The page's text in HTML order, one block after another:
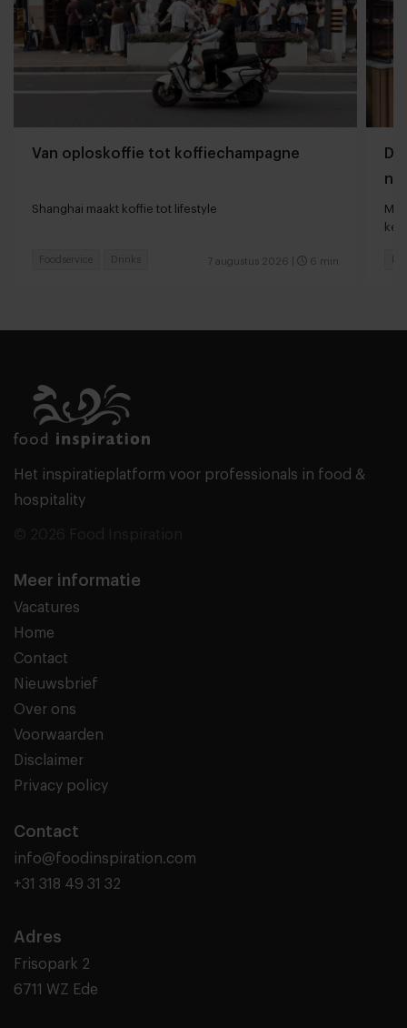
Van oploskoffie tot koffiechampagne
Shanghai maakt koffie tot lifestyle
7 augustus 2026 6 min
Foodservice Drinks
Het inspiratieplatform voor professionals in food &
hospitality
Meer informatie
Vacatures
Home
Contact
Nieuwsbrief
Over ons
Voorwaarden
Disclaimer
Privacy policy
Contact
info@foodinspiration.com
+31 318 49 31 32
Adres
Frisopark 2
6711 WZ Ede